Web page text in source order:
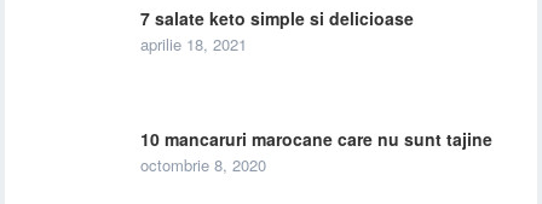
7 salate keto simple si delicioase
aprilie 18, 2021
10 mancaruri marocane care nu sunt tajine
octombrie 8, 2020